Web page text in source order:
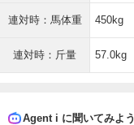
連対時：馬体重 450kg
連対時：斤量 57.0kg
Agent i に聞いてみよう